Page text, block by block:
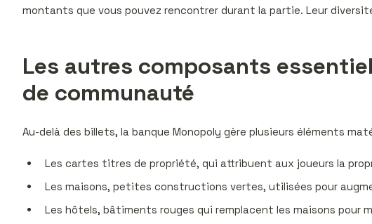
montants que vous pouvez rencontrer durant la partie. Leur
Les autres composants
de communauté
Au-delà des billets, la banque Monopoly gère plusieurs éléments
Les cartes titres de propriété, qui attribuent aux joueurs la
Les maisons, petites constructions vertes, utilisées pour
Les hôtels, bâtiments rouges qui remplacent les maisons pour